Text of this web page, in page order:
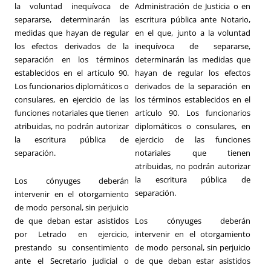
la voluntad inequívoca de
separarse, determinarán las
medidas que hayan de regular
los efectos derivados de la
separación en los términos
establecidos en el artículo 90.
Los funcionarios diplomáticos o
consulares, en ejercicio de las
funciones notariales que tienen
atribuidas, no podrán autorizar
la escritura pública de
separación.
Los cónyuges deberán
intervenir en el otorgamiento
de modo personal, sin perjuicio
de que deban estar asistidos
por Letrado en ejercicio,
prestando su consentimiento
ante el Secretario judicial o
Administración de Justicia o en
escritura pública ante Notario,
en el que, junto a la voluntad
inequívoca de separarse,
determinarán las medidas que
hayan de regular los efectos
derivados de la separación en
los términos establecidos en el
artículo 90. Los funcionarios
diplomáticos o consulares, en
ejercicio de las funciones
notariales que tienen
atribuidas, no podrán autorizar
la escritura pública de
separación.
Los cónyuges deberán
intervenir en el otorgamiento
de modo personal, sin perjuicio
de que deban estar asistidos